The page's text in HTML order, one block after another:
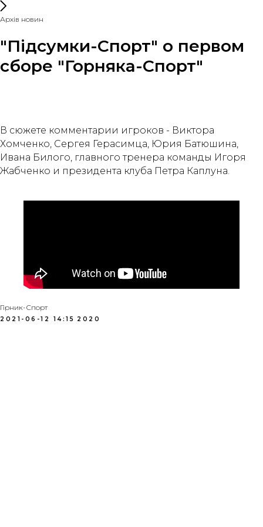
Архів новин
"Підсумки-Спорт" о первом
сборе "Горняка-Спорт"
В сюжете комментарии игроков - Виктора
Хомченко, Сергея Герасимца, Юрия Батюшина,
Ивана Билого, главного тренера команды Игоря
Жабченко и президента клуба Петра Каплуна.
Гірник-Спорт
2021-06-12 14:15 2020